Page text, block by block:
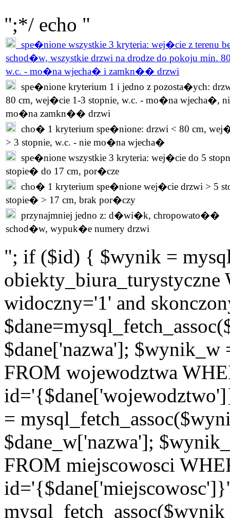
";*/ echo "
spe�nione wszystkie 3 kryteria: wej�cie z terenu
schod�w, wszystkie drzwi na drodze do pokoju min.
w.c. - mo�na wjecha� i zamkn�� drzwi
spe�nione kryterium 1 i jedno z pozosta�ych:
80 cm, wej�cie 1-3 stopnie, w.c. - mo�na wjecha�,
mo�na zamkn�� drzwi
cho� 1 kryterium spe�nione: drzwi < 80 cm,
> 3 stopnie, w.c. - nie mo�na wjecha�
spe�nione wszystkie 3 kryteria: wej�cie do 5
stopie� do 17 cm, por�cze
cho� 1 kryterium spe�nione wej�cie drzwi > 5
stopie� > 17 cm, brak por�czy
przynajmniej jedno z: d�wi�k, chropowato��
schod�w, wypuk�e numery drzwi
"; if ($id) { $wynik =
widoczny='1' and
$dane['nazwa'];
FROM wojewodztwa
=
$dane_w['nazwa'];
FROM miejscowosci